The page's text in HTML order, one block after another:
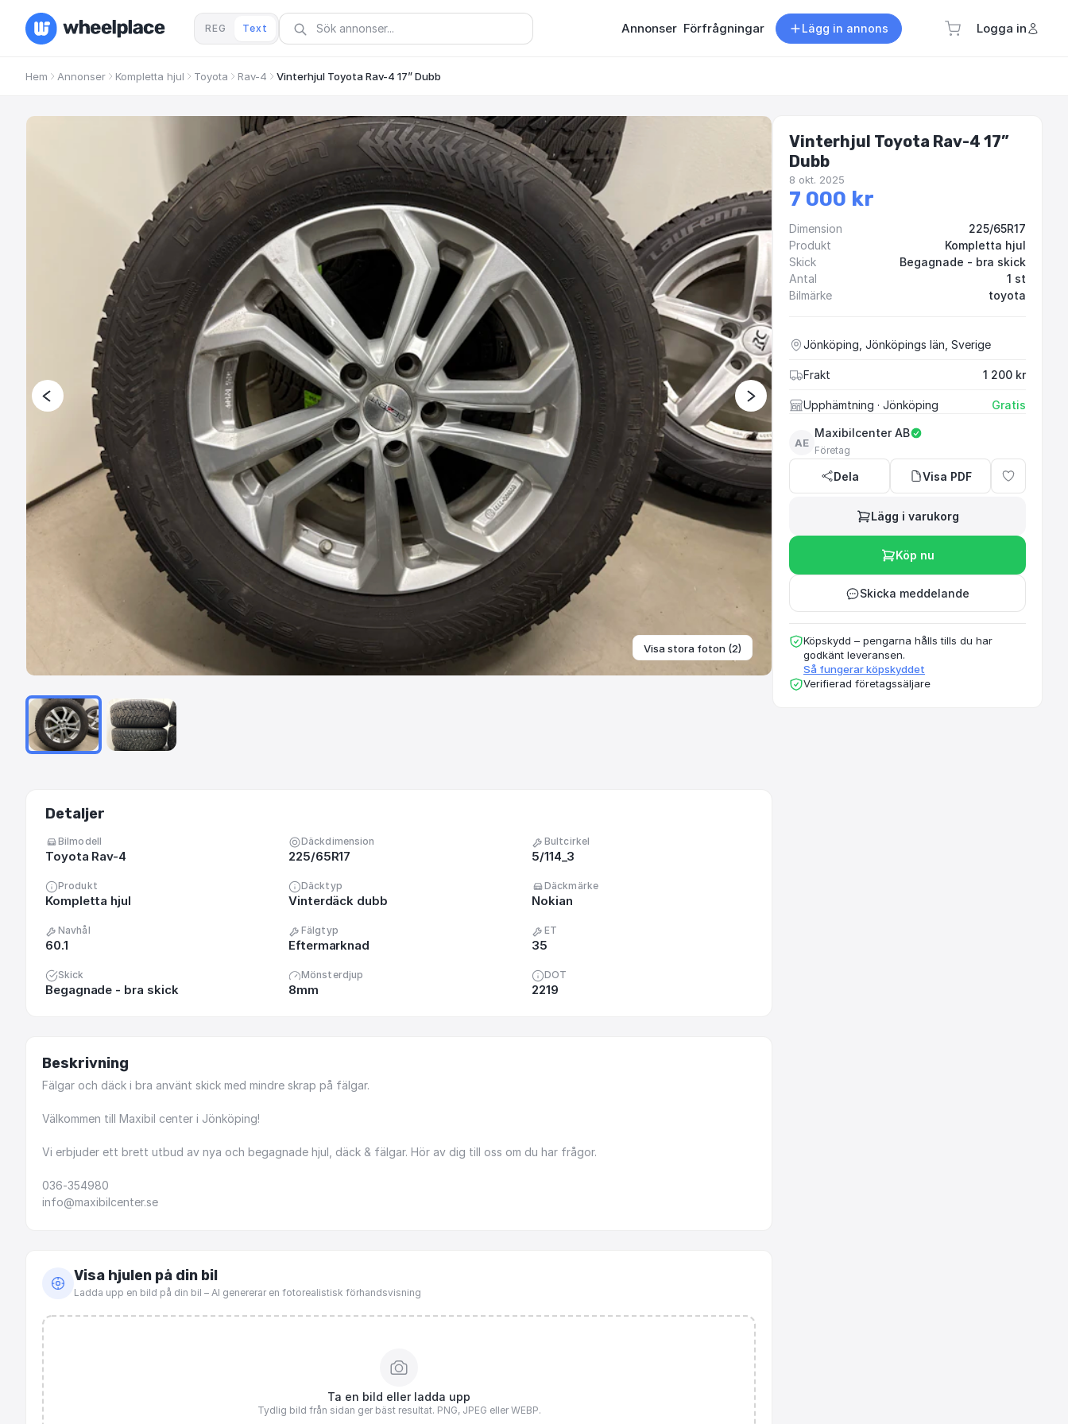
REG Text Annonser Förfrågningar Lägg in annons Logga in
Hem Annonser Kompletta hjul Toyota Rav-4 Vinterhjul Toyota Rav-4 17” Dubb
Visa stora foton (2)
Detaljer
Bilmodell
Toyota Rav-4
Däckdimension
225/65R17
Bultcirkel
5/114_3
Produkt
Kompletta hjul
Däcktyp
Vinterdäck dubb
Däckmärke
Nokian
Navhål
60.1
Fälgtyp
Eftermarknad
ET
35
Skick
Begagnade - bra skick
Mönsterdjup
8mm
DOT
2219
Beskrivning
Fälgar och däck i bra använt skick med mindre skrap på fälgar.
Välkommen till Maxibil center i Jönköping!
Vi erbjuder ett brett utbud av nya och begagnade hjul, däck & fälgar. Hör av dig till oss om du har frågor.
036-354980
info@maxibilcenter.se
Visa hjulen på din bil
Ladda upp en bild på din bil – AI genererar en fotorealistisk förhandsvisning
Ta en bild eller ladda upp
Tydlig bild från sidan ger bäst resultat. PNG, JPEG eller WEBP.
Vinterhjul Toyota Rav-4 17”
Dubb
8 okt. 2025
7 000 kr
Dimension
225/65R17
Produkt
Kompletta hjul
Skick
Begagnade - bra skick
Antal
1 st
Bilmärke
toyota
Jönköping, Jönköpings län, Sverige
Frakt 1 200 kr
Upphämtning · Jönköping Gratis
AE
Maxibilcenter AB
Företag
Dela Visa PDF
Lägg i varukorg
Köp nu
Skicka meddelande
Köpskydd – pengarna hålls tills du har
godkänt leveransen.
Så fungerar köpskyddet
Verifierad företagssäljare